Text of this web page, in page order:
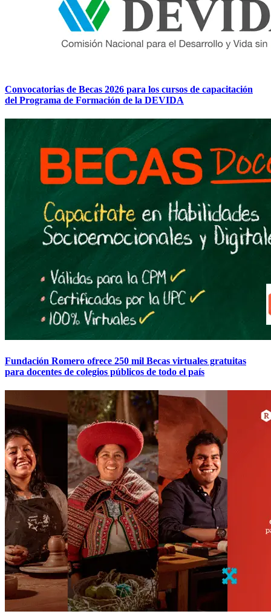
Convocatorias de Becas 2026 para los cursos de capacitación
del Programa de Formación de la DEVIDA
Fundación Romero ofrece 250 mil Becas virtuales gratuitas
para docentes de colegios públicos de todo el país